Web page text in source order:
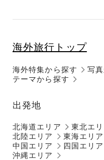
海外旅行トップ
海外特集から探す
テーマから探す
写
出発地
北海道エリア 東北エ
北陸エリア
東海エリア
中国エリア
四国エリア
沖縄エリア